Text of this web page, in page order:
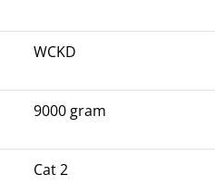
WCKD
9000 gram
Cat 2